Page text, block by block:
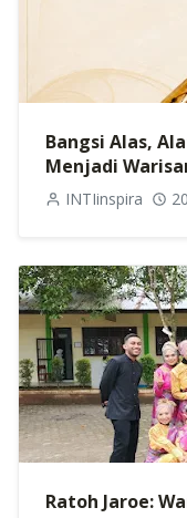
Bangsi Alas,
Menjadi
INTIinspira
Ratoh Jaroe: